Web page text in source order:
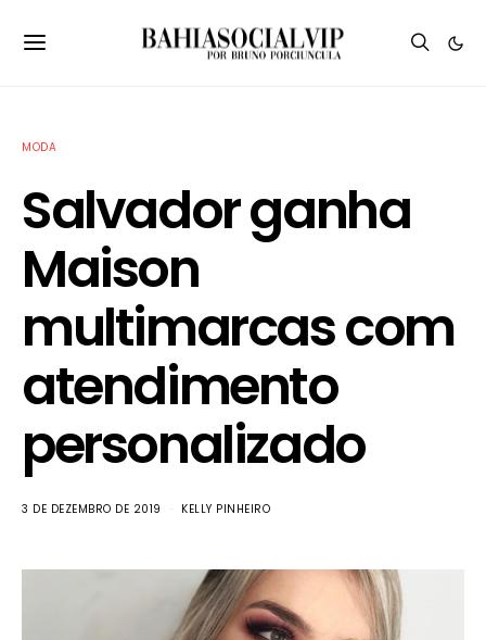
MODA
Salvador ganha
Maison
multimarcas com
atendimento
personalizado
3 DE DEZEMBRO DE 2019 KELLY PINHEIRO